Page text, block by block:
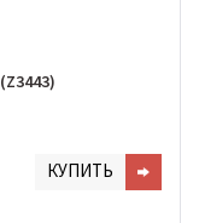
КУПИТЬ